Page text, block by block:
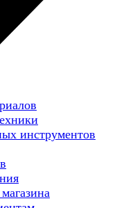
инструментов